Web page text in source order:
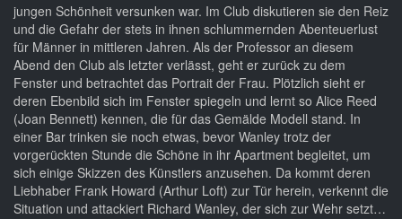
jungen Schönheit versunken war. Im Club diskutieren sie den Reiz
und die Gefahr der stets in ihnen schlummernden Abenteuerlust
für Männer in mittleren Jahren. Als der Professor an diesem
Abend den Club als letzter verlässt, geht er zurück zu dem
Fenster und betrachtet das Portrait der Frau. Plötzlich sieht er
deren Ebenbild sich im Fenster spiegeln und lernt so Alice Reed
(Joan Bennett) kennen, die für das Gemälde Modell stand. In
einer Bar trinken sie noch etwas, bevor Wanley trotz der
vorgerückten Stunde die Schöne in ihr Apartment begleitet, um
sich einige Skizzen des Künstlers anzusehen. Da kommt deren
Liebhaber Frank Howard (Arthur Loft) zur Tür herein, verkennt die
Situation und attackiert Richard Wanley, der sich zur Wehr setzt…